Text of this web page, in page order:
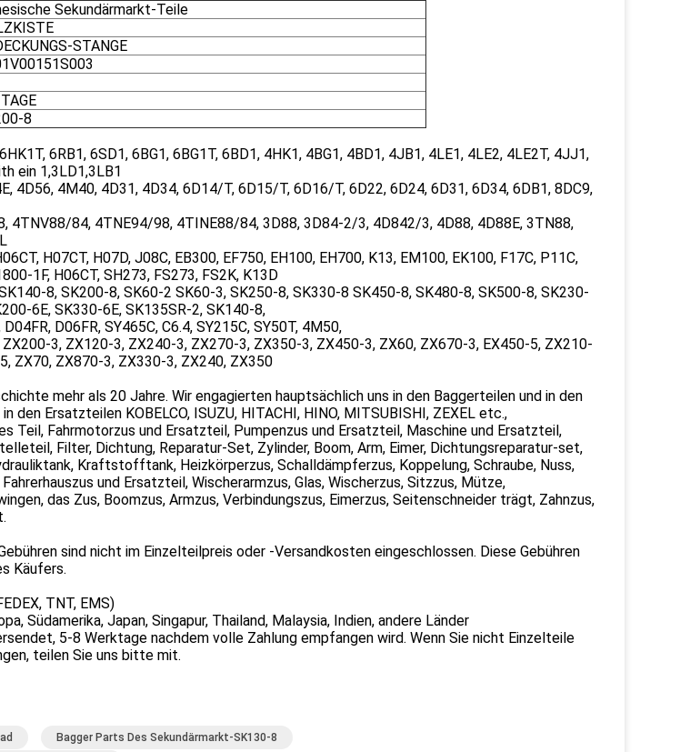
Sekundärmarkt-Teile
STANGE
8
6RB1, 6SD1, 6BG1, 6BG1T, 6BD1, 4HK1, 4BG1, 4BD1, 4JB1, 4LE1, 4LE2, 4LE2T, 4JJ1,
ein 1,3LD1,3LB1
4D56, 4M40, 4D31, 4D34, 6D14/T, 6D15/T, 6D16/T, 6D22, 6D24, 6D31, 6D34, 6DB1, 8DC9,
4TNV88/84, 4TNE94/98, 4TINE88/84, 3D88, 3D84-2/3, 4D842/3, 4D88, 4D88E, 3TN88,
H07CT, H07D, J08C, EB300, EF750, EH100, EH700, K13, EM100, EK100, F17C, P11C,
1F, H06CT, SH273, FS273, FS2K, K13D
8, SK200-8, SK60-2 SK60-3, SK250-8, SK330-8 SK450-8, SK480-8, SK500-8, SK230-
6E, SK330-6E, SK135SR-2, SK140-8,
D06FR, SY465C, C6.4, SY215C, SY50T, 4M50,
ZX200-3, ZX120-3, ZX240-3, ZX270-3, ZX350-3, ZX450-3, ZX60, ZX670-3, EX450-5, ZX210-
ZX70, ZX870-3, ZX330-3, ZX240, ZX350
mehr als 20 Jahre. Wir engagierten hauptsächlich uns in den Baggerteilen und in den
den Ersatzteilen KOBELCO, ISUZU, HITACHI, HINO, MITSUBISHI, ZEXEL etc.,
Teil, Fahrmotorzus und Ersatzteil, Pumpenzus und Ersatzteil, Maschine und Ersatzteil,
Filter, Dichtung, Reparatur-Set, Zylinder, Boom, Arm, Eimer, Dichtungsreparatur-set,
Kraftstofftank, Heizkörperzus, Schalldämpferzus, Koppelung, Schraube, Nuss,
und Ersatzteil, Wischerarmzus, Glas, Wischerzus, Sitzzus, Mütze,
das Zus, Boomzus, Armzus, Verbindungszus, Eimerzus, Seitenschneider trägt, Zahnzus,
sind nicht im Einzelteilpreis oder -Versandkosten eingeschlossen. Diese Gebühren
Käufers.
TNT, EMS)
Südamerika, Japan, Singapur, Thailand, Malaysia, Indien, andere Länder
5-8 Werktage nachdem volle Zahlung empfangen wird. Wenn Sie nicht Einzelteile
teilen Sie uns bitte mit.
Bagger Parts Des Sekundärmarkt-SK130-8